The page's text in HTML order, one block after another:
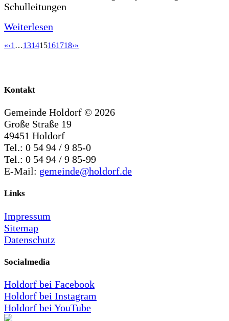
Schulleitungen
Weiterlesen
«‹1 …131415161718›»
Kontakt
Gemeinde Holdorf © 2026
Große Straße 19
49451 Holdorf
Tel.: 0 54 94 / 9 85-0
Tel.: 0 54 94 / 9 85-99
E-Mail: gemeinde@holdorf.de
Links
Impressum
Sitemap
Datenschutz
Socialmedia
Holdorf bei Facebook
Holdorf bei Instagram
Holdorf bei YouTube